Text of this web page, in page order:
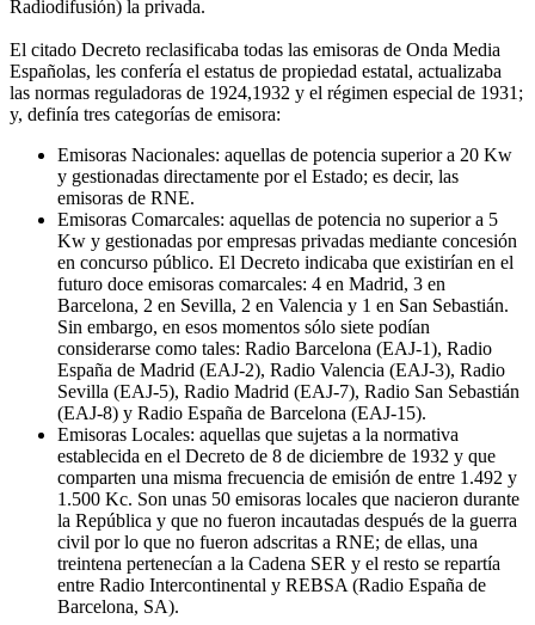
Radiodifusión) la privada.
El citado Decreto reclasificaba todas las emisoras de Onda Media
Españolas, les confería el estatus de propiedad estatal, actualizaba
las normas reguladoras de 1924,1932 y el régimen especial de 1931;
y, definía tres categorías de emisora:
Emisoras Nacionales: aquellas de potencia superior a 20 Kw
y gestionadas directamente por el Estado; es decir, las
emisoras de RNE.
Emisoras Comarcales: aquellas de potencia no superior a 5
Kw y gestionadas por empresas privadas mediante concesión
en concurso público. El Decreto indicaba que existirían en el
futuro doce emisoras comarcales: 4 en Madrid, 3 en
Barcelona, 2 en Sevilla, 2 en Valencia y 1 en San Sebastián.
Sin embargo, en esos momentos sólo siete podían
considerarse como tales: Radio Barcelona (EAJ-1), Radio
España de Madrid (EAJ-2), Radio Valencia (EAJ-3), Radio
Sevilla (EAJ-5), Radio Madrid (EAJ-7), Radio San Sebastián
(EAJ-8) y Radio España de Barcelona (EAJ-15).
Emisoras Locales: aquellas que sujetas a la normativa
establecida en el Decreto de 8 de diciembre de 1932 y que
comparten una misma frecuencia de emisión de entre 1.492 y
1.500 Kc. Son unas 50 emisoras locales que nacieron durante
la República y que no fueron incautadas después de la guerra
civil por lo que no fueron adscritas a RNE; de ellas, una
treintena pertenecían a la Cadena SER y el resto se repartía
entre Radio Intercontinental y REBSA (Radio España de
Barcelona, SA).